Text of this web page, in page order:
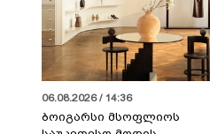
06.08.2026 / 14:36
ბოიგარსი მსოფლიოს